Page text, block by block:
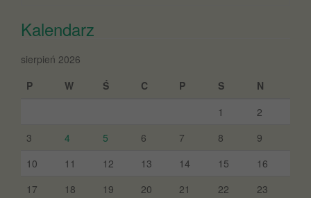
Kalendarz
sierpień 2026
P
W Ś C P S
N
1
2
3
4 5 6 7 8
9
10
11 12 13 14 15
16
17
18 19 20 21 22
23